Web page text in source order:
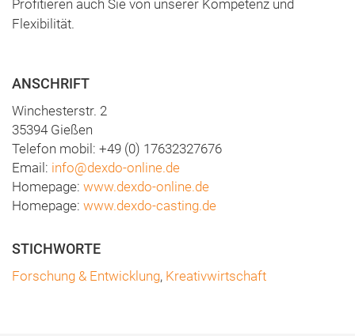
Profitieren auch Sie von unserer Kompetenz und
Flexibilität.
ANSCHRIFT
Winchesterstr. 2
35394 Gießen
Telefon mobil: +49 (0) 17632327676
Email: info@dexdo-online.de
Homepage: www.dexdo-online.de
Homepage: www.dexdo-casting.de
Forschung & Entwicklung, Kreativwirtschaft